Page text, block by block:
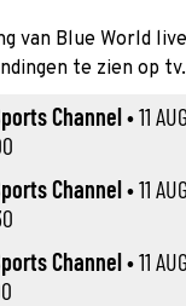
van Blue World
te zien op tv.
Channel•11
Channel•11
Channel•11